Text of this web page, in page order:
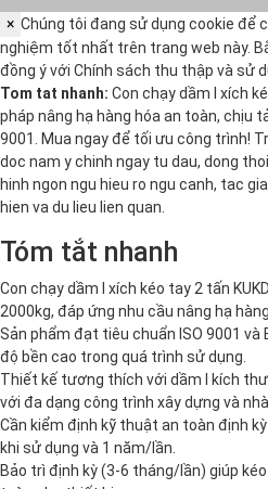
× Chúng tôi đang sử dụng cookie để
nghiệm tốt nhất trên trang web này.
đồng ý với Chính sách thu thập và sử
Tom tat nhanh: Con chạy dầm I xích
pháp nâng hạ hàng hóa an toàn, chịu
9001. Mua ngay để tối ưu công trình!
doc nam y chinh ngay tu dau, dong
hinh ngon ngu hieu ro ngu canh, tac
hien va du lieu lien quan.
Tóm tắt nhanh
Con chạy dầm I xích kéo tay 2 tấn
2000kg, đáp ứng nhu cầu nâng hạ
Sản phẩm đạt tiêu chuẩn ISO 9001 và
độ bền cao trong quá trình sử dụng.
Thiết kế tương thích với dầm I kích
với đa dạng công trình xây dựng và
Cần kiểm định kỹ thuật an toàn định
khi sử dụng và 1 năm/lần.
Bảo trì định kỳ (3-6 tháng/lần) giúp